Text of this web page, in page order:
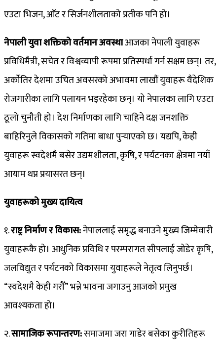
एउटा भिजन, आँट र सिर्जनशीलताको प्रतीक पनि हो।
नेपाली युवा शक्तिको वर्तमान अवस्थाआजका नेपाली युवाहरू
प्रविधिमैत्री, सचेत र विश्वव्यापी रूपमा प्रतिस्पर्धा गर्न सक्षम छन्। तर,
अर्कोतिर देशमा उचित अवसरको अभावमा लाखौं युवाहरू वैदेशिक
रोजगारीका लागि पलायन भइरहेका छन्। यो नेपालका लागि एउटा
ठूलो चुनौती हो। देश निर्माणका लागि चाहिने दक्ष जनशक्ति
बाहिरिनुले विकासको गतिमा बाधा पुर्‍याएको छ। यद्यपि, केही
युवाहरू स्वदेशमै बसेर उद्यमशीलता, कृषि, र पर्यटनका क्षेत्रमा नयाँ
आयाम थप्न प्रयासरत छन्।
युवाहरूको मुख्य दायित्व
१.राष्ट्र निर्माण र विकास:नेपाललाई समृद्ध बनाउने मुख्य जिम्मेवारी
युवाहरूकै हो। आधुनिक प्रविधि र परम्परागत सीपलाई जोडेर कृषि,
जलविद्युत र पर्यटनको विकासमा युवाहरूले नेतृत्व लिनुपर्छ।
“स्वदेशमै केही गरौँ” भन्ने भावना जगाउनु आजको प्रमुख
आवश्यकता हो।
२.सामाजिक रूपान्तरण:समाजमा जरा गाडेर बसेका कुरीतिहरू